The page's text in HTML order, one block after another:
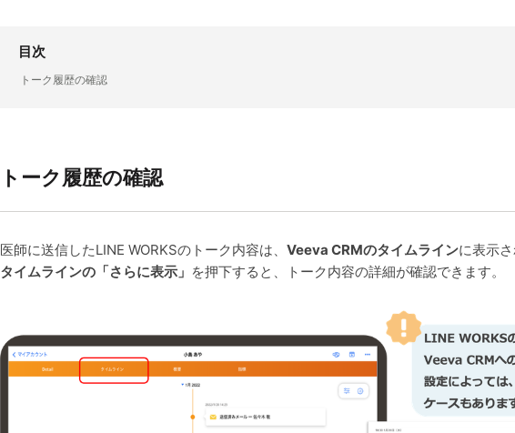
目次
トーク履歴の確認
トーク履歴の確認
医師に送信したLINE WORKSのトーク内容は、 Veeva CRMのタイムラインに表示
タイムラインの「さらに表示」 を押下すると、トーク内容の詳細が確認できます。